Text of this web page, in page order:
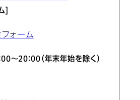
]
ォーム
～20：00（年末年始を除く）